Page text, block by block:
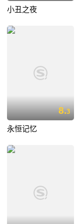
小丑之夜
8.3
永恒记忆